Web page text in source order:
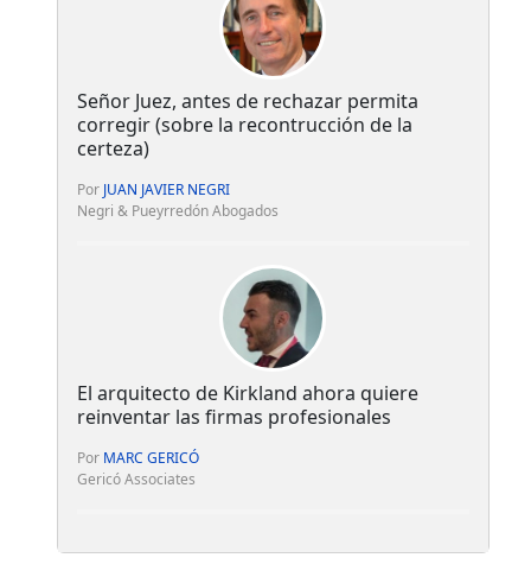
Señor Juez, antes de rechazar permita
corregir (sobre la recontrucción de la
certeza)
Por JUAN JAVIER NEGRI
Negri & Pueyrredón Abogados
El arquitecto de Kirkland ahora quiere
reinventar las firmas profesionales
Por MARC GERICÓ
Gericó Associates